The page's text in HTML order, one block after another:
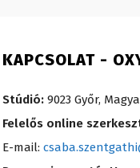
KAPCSOLAT -
Stúdió: 9023 Győr,
Felelős online
E-mail: